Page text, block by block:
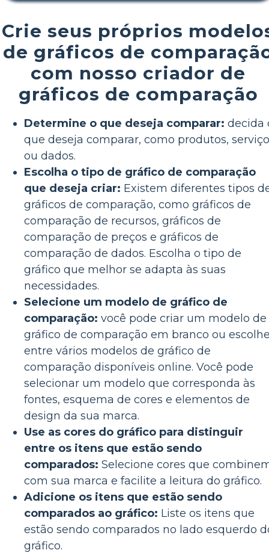
Crie seus próprios
de gráficos de
com nosso criador de
gráficos de comparação
Determine o que deseja comparar: decida
que deseja comparar, como produtos,
ou dados.
Escolha o tipo de gráfico de comparação
que deseja criar: Existem diferentes tipos
gráficos de comparação, como gráficos de
comparação de recursos, gráficos de
comparação de preços e gráficos de
comparação de dados. Escolha o tipo de
gráfico que melhor se adapta às suas
necessidades.
Selecione um modelo de gráfico de
comparação: você pode criar um modelo de
gráfico de comparação em branco ou
entre vários modelos de gráfico de
comparação disponíveis online. Você pode
selecionar um modelo que corresponda às
fontes, esquema de cores e elementos de
design da sua marca.
Use as cores do gráfico para distinguir
entre os itens que estão sendo
comparados: Selecione cores que
com sua marca e facilite a leitura do gráfico.
Adicione os itens que estão sendo
comparados ao gráfico: Liste os itens que
estão sendo comparados no lado esquerdo
gráfico.